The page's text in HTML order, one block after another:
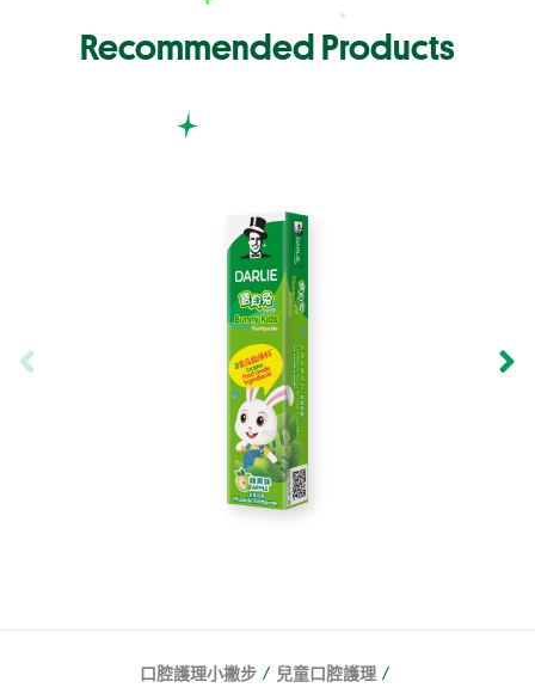
Recommended Products
口腔護理小撇步 / 兒童口腔護理 /